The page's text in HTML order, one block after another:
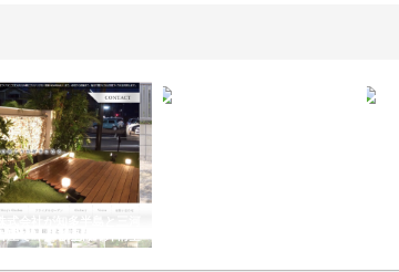
屋で叶える理想の外構空